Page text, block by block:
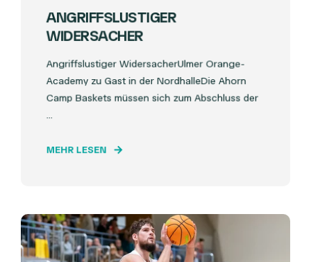
ANGRIFFSLUSTIGER
WIDERSACHER
Angriffslustiger WidersacherUlmer Orange-
Academy zu Gast in der NordhalleDie Ahorn
Camp Baskets müssen sich zum Abschluss der
...
MEHR LESEN